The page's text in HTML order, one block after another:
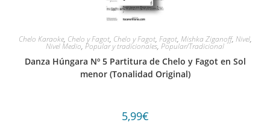
Chelo Karaoke, Chelo y Fagot, Chelo y Fagot, Fagot, Mishka Ziganoff, Nivel,
Nivel Medio, Popular y tradicionales, Popular/Tradicional
Danza Húngara Nº 5 Partitura de Chelo y Fagot en Sol
menor (Tonalidad Original)
5,99€